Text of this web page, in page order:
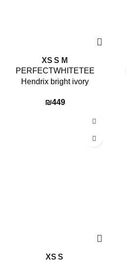
M
S
XS
PERFECTWHITETEE
Hendrix bright ivory
₪449
S
XS